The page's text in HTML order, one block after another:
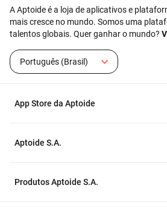
A Aptoide é a loja de aplicativos e
mais cresce no mundo. Somos uma
talentos globais. Quer ganhar o mundo?
Português (Brasil)
App Store da Aptoide
Aptoide S.A.
Produtos Aptoide S.A.